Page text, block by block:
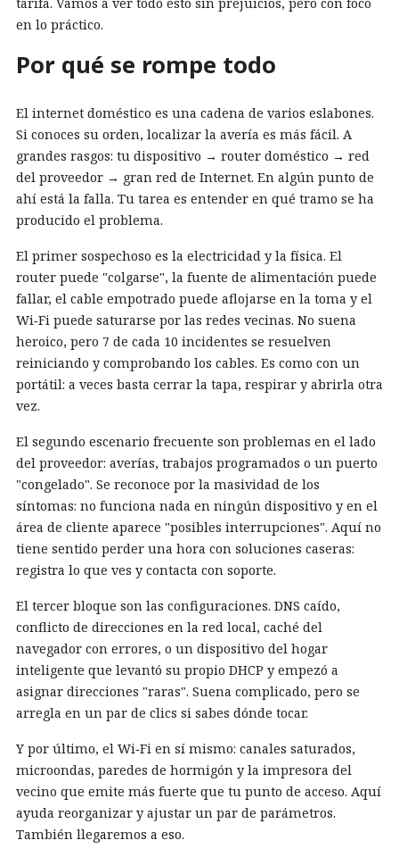
en lo práctico.
Por qué se rompe todo
El internet doméstico es una cadena de varios eslabones.
Si conoces su orden, localizar la avería es más fácil. A
grandes rasgos: tu dispositivo → router doméstico → red
del proveedor → gran red de Internet. En algún punto de
ahí está la falla. Tu tarea es entender en qué tramo se ha
producido el problema.
El primer sospechoso es la electricidad y la física. El
router puede "colgarse", la fuente de alimentación puede
fallar, el cable empotrado puede aflojarse en la toma y el
Wi‑Fi puede saturarse por las redes vecinas. No suena
heroico, pero 7 de cada 10 incidentes se resuelven
reiniciando y comprobando los cables. Es como con un
portátil: a veces basta cerrar la tapa, respirar y abrirla otra
vez.
El segundo escenario frecuente son problemas en el lado
del proveedor: averías, trabajos programados o un puerto
"congelado". Se reconoce por la masividad de los
síntomas: no funciona nada en ningún dispositivo y en el
área de cliente aparece "posibles interrupciones". Aquí no
tiene sentido perder una hora con soluciones caseras:
registra lo que ves y contacta con soporte.
El tercer bloque son las configuraciones. DNS caído,
conflicto de direcciones en la red local, caché del
navegador con errores, o un dispositivo del hogar
inteligente que levantó su propio DHCP y empezó a
asignar direcciones "raras". Suena complicado, pero se
arregla en un par de clics si sabes dónde tocar.
Y por último, el Wi‑Fi en sí mismo: canales saturados,
microondas, paredes de hormigón y la impresora del
vecino que emite más fuerte que tu punto de acceso. Aquí
ayuda reorganizar y ajustar un par de parámetros.
También llegaremos a eso.